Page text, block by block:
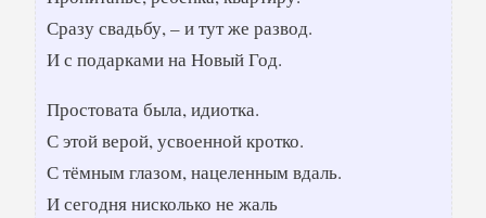
Сразу свадьбу, – и тут же развод.
И с подарками на Новый Год.
Простовата была, идиотка.
С этой верой, усвоенной кротко.
С тёмным глазом, нацеленным вдаль.
И сегодня нисколько не жаль